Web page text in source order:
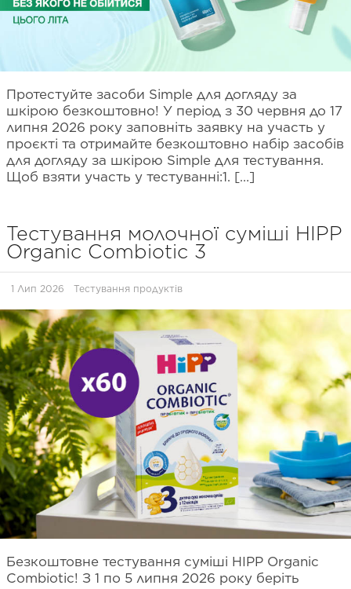
Протестуйте засоби Simple для догляду за
шкірою безкоштовно! У період з 30 червня до 17
липня 2026 року заповніть заявку на участь у
проєкті та отримайте безкоштовно набір засобів
для догляду за шкірою Simple для тестування.
Щоб взяти участь у тестуванні:1. […]
Тестування молочної суміші HIPP
Organic Combiotic 3
1 Лип 2026 Тестування продуктів
Безкоштовне тестування суміші HIPP Organic
Combiotic! З 1 по 5 липня 2026 року беріть